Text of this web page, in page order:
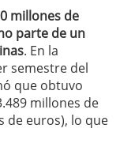
millones de
parte de un
. En la
semestre del
que obtuvo
millones de
de euros), lo que